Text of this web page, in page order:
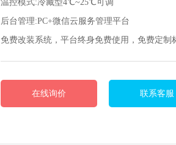
温控模式:冷藏型4℃~25℃可调
后台管理:PC+微信云服务管理平台
免费改装系统，平台终身免费使用，免费定制
在线询价 联系客服